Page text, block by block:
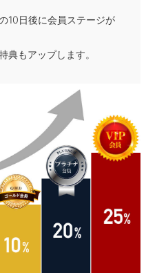
10日後に会員ステージが
典もアップします。